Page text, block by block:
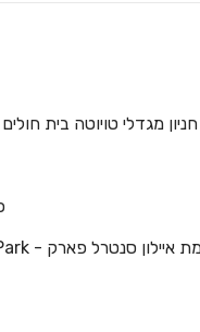
חניון מגדלי טויוטה בית